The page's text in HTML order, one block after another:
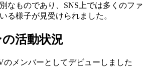
なものであり、SNS上では多くのファ
る様子が見受けられました。
活動状況
のメンバーとしてデビューしました